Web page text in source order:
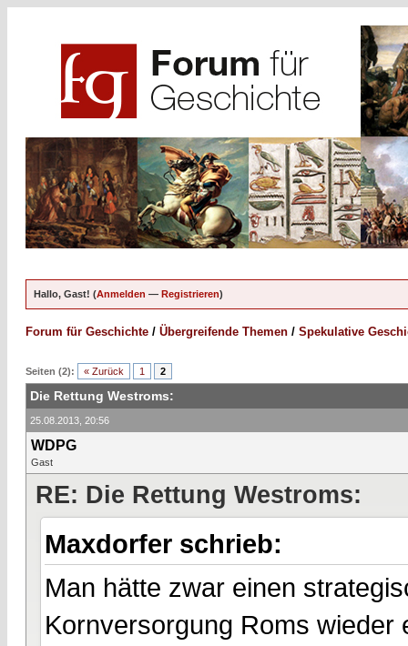
Hallo, Gast! (Anmelden — Registrieren)
Forum für Geschichte / Übergreifende Themen / Spekulative
Seiten (2): « Zurück 1 2
Die Rettung Westroms:
25.08.2013, 20:56
WDPG
Gast
RE: Die Rettung Westroms:
Maxdorfer schrieb:
Man hätte zwar einen
Kornversorgung Roms